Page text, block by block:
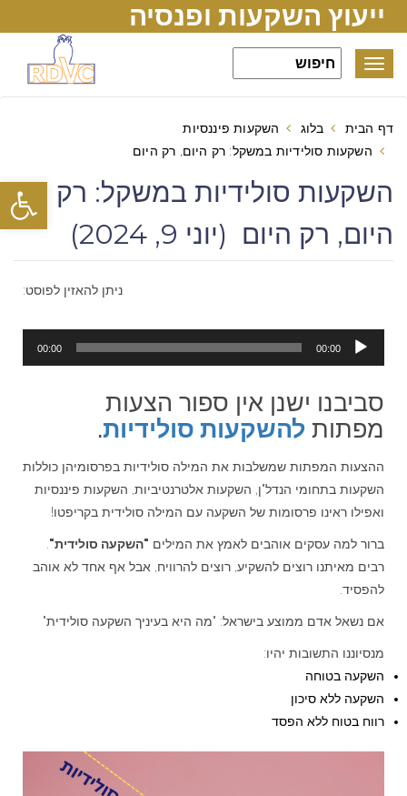
פתח
ייעוץ השקעות ופנסיה
Toggle
דף הבית בלוג
השקעות פיננסיות
השקעות סולידיות במשקל: רק היום, רק היום
השקעות סולידיות במשקל: רק
היום, רק היום (יוני 9, 2024)
ניתן להאזין לפוסט:
00:00
00:00
סביבנו ישנן אין ספור הצעות
מפתות להשקעות סולידיות.
ההצעות המפתות שמשלבות את המילה סולידיות בפרסומיהן כוללות
השקעות בתחומי הנדל"ן, השקעות אלטרנטיביות, השקעות פיננסיות
ואפילו ראינו פרסומות של השקעה עם המילה סולידית בקריפטו!
ברור למה עסקים אוהבים לאמץ את המילים "השקעה סולידית"
רבים מאיתנו רוצים להשקיע, רוצים להרוויח, אבל אף אחד לא אוהב
להפסיד.
אם נשאל אדם ממוצע בישראל: "מה היא בעיניך השקעה סולידית"
מנסיוננו התשובות יהיו:
השקעה בטוחה
השקעה ללא סיכון
רווח בטוח ללא הפסד